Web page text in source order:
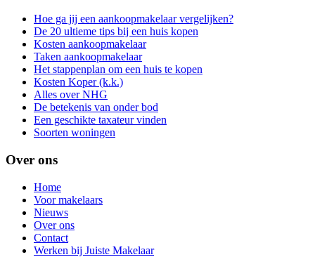
Hoe ga jij een aankoopmakelaar vergelijken?
De 20 ultieme tips bij een huis kopen
Kosten aankoopmakelaar
Taken aankoopmakelaar
Het stappenplan om een huis te kopen
Kosten Koper (k.k.)
Alles over NHG
De betekenis van onder bod
Een geschikte taxateur vinden
Soorten woningen
Over ons
Home
Voor makelaars
Nieuws
Over ons
Contact
Werken bij Juiste Makelaar